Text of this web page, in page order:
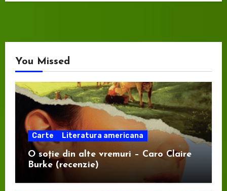
You Missed
Carte Literatura americana
O soție din alte vremuri – Caro Claire
Burke (recenzie)